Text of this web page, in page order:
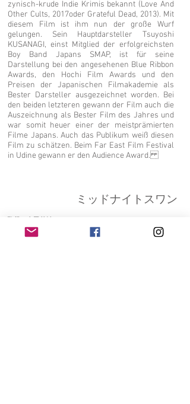
zynisch-krude Indie Krimis bekannt (Love And
Other Cults, 2017oder Grateful Dead, 2013). Mit
diesem Film ist ihm nun der große Wurf
gelungen. Sein Hauptdarsteller Tsuyoshi
KUSANAGI, einst Mitglied der erfolgreichsten
Boy Band Japans SMAP, ist für seine
Darstellung bei den angesehenen Blue Ribbon
Awards, den Hochi Film Awards und den
Preisen der Japanischen Filmakademie als
Bester Darsteller ausgezeichnet worden. Bei
den beiden letzteren gewann der Film auch die
Auszeichnung als Bester Film des Jahres und
war somit heuer einer der meistprämierten
Filme Japans. Auch das Publikum weiß diesen
Film zu schätzen. Beim Far East Film Festival
in Udine gewann er den Audience Award.
ミッドナイトスワン
脚本：内田英治